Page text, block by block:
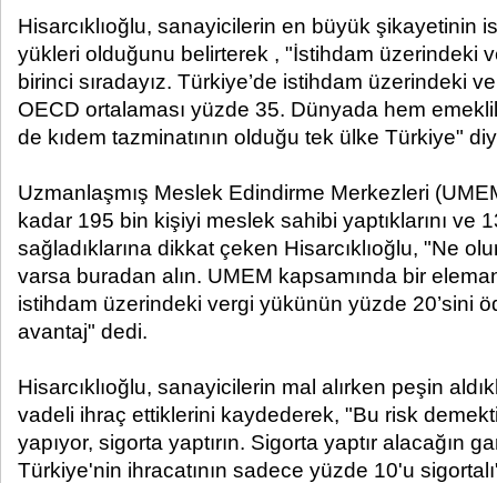
Hisarcıklıoğlu, sanayicilerin en büyük şikayetinin
yükleri olduğunu belirterek , "İstihdam üzerindeki
birinci sıradayız. Türkiye’de istihdam üzerindeki
OECD ortalaması yüzde 35. Dünyada hem
de kıdem tazminatının olduğu tek ülke Türkiye"
Uzmanlaşmış Meslek Edindirme Merkezleri
kadar 195 bin kişiyi meslek sahibi yaptıklarını ve
sağladıklarına dikkat çeken Hisarcıklıoğlu, "Ne
varsa buradan alın. UMEM kapsamında bir
istihdam üzerindeki vergi yükünün yüzde 20’sini
avantaj" dedi.
Hisarcıklıoğlu, sanayicilerin mal alırken peşin
vadeli ihraç ettiklerini kaydederek, "Bu risk
yapıyor, sigorta yaptırın. Sigorta yaptır alacağın
Türkiye'nin ihracatının sadece yüzde 10'u